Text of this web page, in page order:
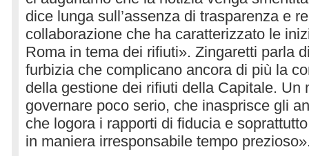
dice lunga sull’assenza di trasparenza e
collaborazione che ha caratterizzato le
Roma in tema dei rifiuti». Zingaretti parla
furbizia che complicano ancora di più la
della gestione dei rifiuti della Capitale. Un
governare poco serio, che inasprisce gli
che logora i rapporti di fiducia e
in maniera irresponsabile tempo